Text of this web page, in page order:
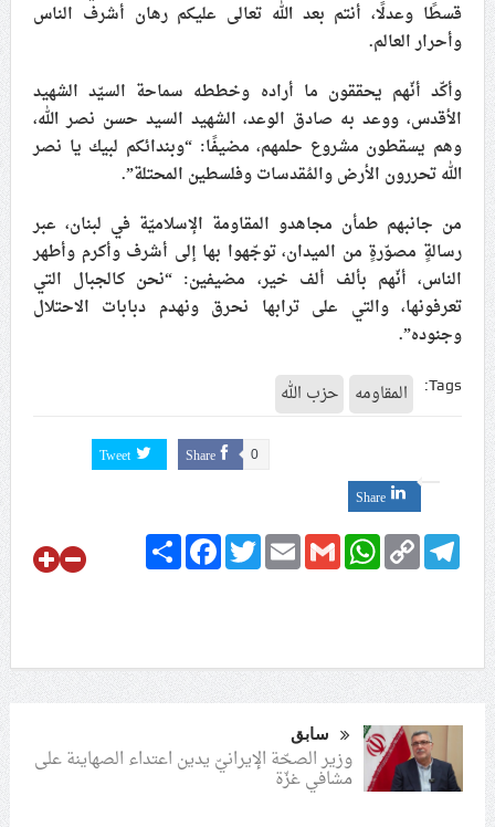
علماء البحرين: طلب الترخيص والإجازة من السلطة في
ممارسة الشعائر الحسينيّة هو في حقيقته محاربة لقضيّة
الإمام الحسين «ع»
لجنة مراسم الوداع والتشييع ومواراة الجثمان للإمام الشهيد
السيّد علي الحسيني الخامنئي تنشر تفاصيل التشييع في
إيران والعراق
قسطًا وعدلًا، أنتم بعد الله تعالى عليكم رهان أشرف الناس
وأحرار العالم.
وأكّد أنّهم يحققون ما أراده وخططه سماحة السيّد الشهيد
الأقدس، ووعد به صادق الوعد، الشهيد السيد حسن نصر الله،
وهم يسقطون مشروع حلمهم، مضيفًا: “وبندائكم لبيك يا نصر
الله تحررون الأرض والمُقدسات وفلسطين المحتلة”.
من جانبهم طمأن مجاهدو المقاومة الإسلاميّة في لبنان، عبر
رسالةٍ مصوّرةٍ من الميدان، توجّهوا بها إلى أشرف وأكرم وأطهر
الناس، أنّهم بألف ألف خير، مضيفين: “نحن كالجبال التي
تعرفونها، والتي على ترابها نحرق ونهدم دبابات الاحتلال
وجنوده”.
Tags: المقاومه حزب الله
Share 0
Tweet
Share
ShareFacebookTwitterEmailGmail
WhatsApp Copy
Link
Telegram
سابق
وزير الصحّة الإيرانيّ يدين اعتداء الصهاينة على
مشافي غزّة